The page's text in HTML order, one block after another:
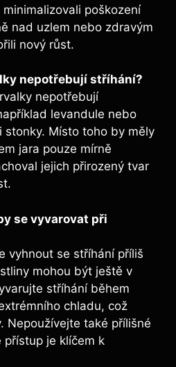
poškození
nad uzlem nebo zdravým
nový růst.
nepotřebují stříhání?
nepotřebují
levandule nebo
stonky. Místo toho by měly
jara pouze mírně
jejich přirozený tvar
se vyvarovat při
vyhnout se stříhání příliš
mohou být ještě v
stříhání během
chladu, což
Nepoužívejte také přílišné
přístup je klíčem k